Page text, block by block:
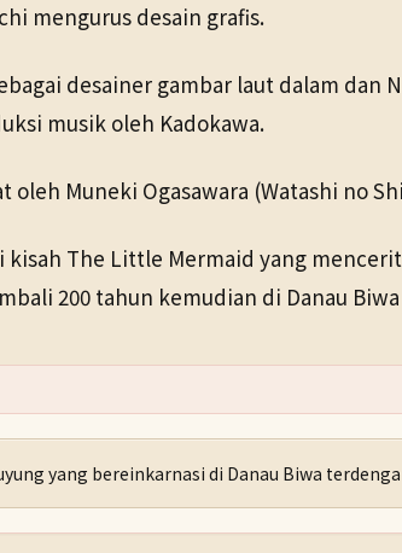
mengurus desain grafis.
desainer gambar laut dalam dan
musik oleh Kadokawa.
Muneki Ogasawara (Watashi no
kisah The Little Mermaid yang
200 tahun kemudian di Danau
yang bereinkarnasi di Danau Biwa